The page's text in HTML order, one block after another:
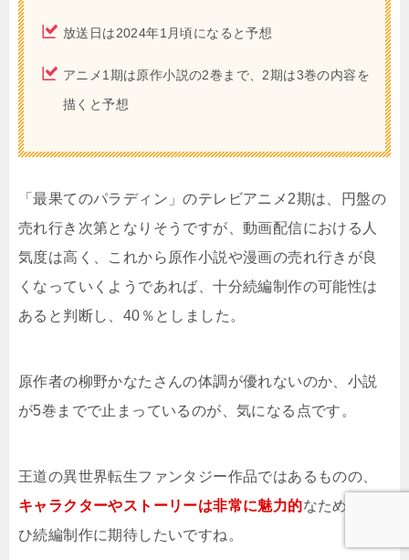
放送日は2024年1月頃になると予想
アニメ1期は原作小説の2巻まで、2期は3巻の内容を
描くと予想
「最果てのパラディン」のテレビアニメ2期は、円盤の
売れ行き次第となりそうですが、動画配信における人
気度は高く、これから原作小説や漫画の売れ行きが良
くなっていくようであれば、十分続編制作の可能性は
あると判断し、40％としました。
原作者の柳野かなたさんの体調が優れないのか、小説
が5巻までで止まっているのが、気になる点です。
王道の異世界転生ファンタジー作品ではあるものの、
キャラクターやストーリーは非常に魅力的なため、ぜ
ひ続編制作に期待したいですね。